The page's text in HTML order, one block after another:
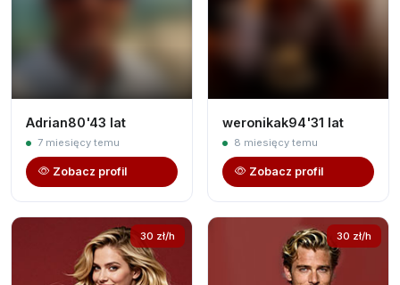
Adrian80'43 lat
7 miesięcy temu
Zobacz profil
weronikak94'31 lat
8 miesięcy temu
Zobacz profil
30 zł/h 30 zł/h